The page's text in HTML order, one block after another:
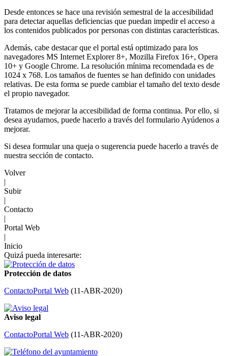
Desde entonces se hace una revisión semestral de la accesibilidad
para detectar aquellas deficiencias que puedan impedir el acceso a
los contenidos publicados por personas con distintas características.
Además, cabe destacar que el portal está optimizado para los
navegadores MS Internet Explorer 8+, Mozilla Firefox 16+, Opera
10+ y Google Chrome. La resolución mínima recomendada es de
1024 x 768. Los tamaños de fuentes se han definido con unidades
relativas. De esta forma se puede cambiar el tamaño del texto desde
el propio navegador.
Tratamos de mejorar la accesibilidad de forma continua. Por ello, si
desea ayudarnos, puede hacerlo a través del formulario Ayúdenos a
mejorar.
Si desea formular una queja o sugerencia puede hacerlo a través de
nuestra sección de contacto.
Volver
|
Subir
|
Contacto
|
Portal Web
|
Inicio
Quizá pueda interesarte:
Protección de datos
ContactoPortal Web (11-ABR-2020)
Aviso legal
ContactoPortal Web (11-ABR-2020)